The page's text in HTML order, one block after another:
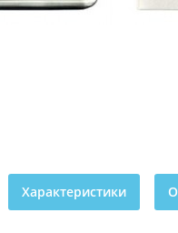
Характеристики